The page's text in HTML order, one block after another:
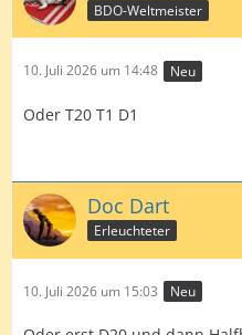
BDO-Weltmeister
10. Juli 2026 um 14:48 Neu
Oder T20 T1 D1
Doc Dart
Erleuchteter
10. Juli 2026 um 15:03 Neu